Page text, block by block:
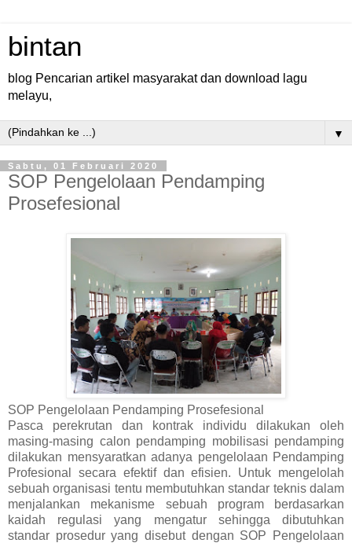
bintan
blog Pencarian artikel masyarakat dan download lagu
melayu,
▼
Sabtu, 01 Februari 2020
SOP Pengelolaan Pendamping
Prosefesional
SOP Pengelolaan Pendamping Prosefesional
Pasca perekrutan dan kontrak individu dilakukan oleh
masing-masing calon pendamping mobilisasi pendamping
dilakukan mensyaratkan adanya pengelolaan Pendamping
Profesional secara efektif dan efisien. Untuk mengelolah
sebuah organisasi tentu membutuhkan standar teknis dalam
menjalankan mekanisme sebuah program berdasarkan
kaidah regulasi yang mengatur sehingga dibutuhkan
standar prosedur yang disebut dengan SOP Pengelolaan